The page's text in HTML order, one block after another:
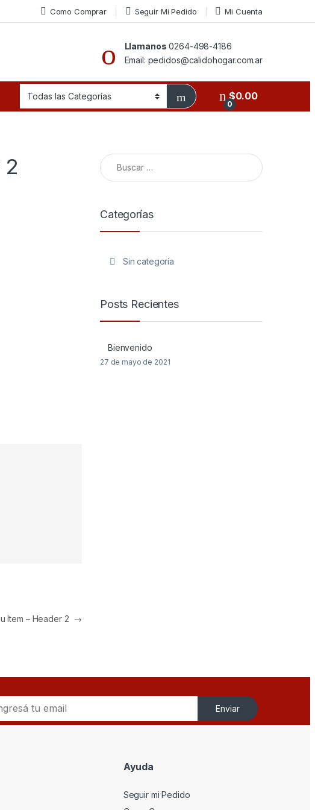
Como Comprar Seguir Mi Pedido Mi Cuenta
Llamanos 0264-498-4186
Email: pedidos@calidohogar.com.ar
0
$0.00
Item – Header 2 →
Buscar:
Categorías
Sin categoría
Posts Recientes
Bienvenido
27 de mayo de 2021
Enviar
Ayuda
Seguir mi Pedido